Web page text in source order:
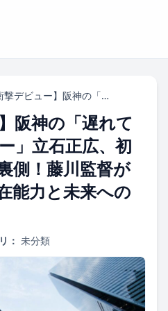
【衝撃デビュー】阪神の「遅れてきた黄金ルーキー」立石正広、初打席初球安打の裏側！藤川監督が語る“怪物”の潜在能力と未来への課題
阪神の「遅れて
」立石正広、初
側！藤川監督が
能力と未来への
： 未分類